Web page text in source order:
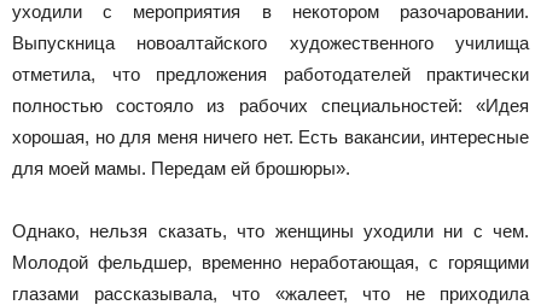
уходили с мероприятия в некотором разочаровании.
Выпускница новоалтайского художественного училища
отметила, что предложения работодателей практически
полностью состояло из рабочих специальностей: «Идея
хорошая, но для меня ничего нет. Есть вакансии, интересные
для моей мамы. Передам ей брошюры».
Однако, нельзя сказать, что женщины уходили ни с чем.
Молодой фельдшер, временно неработающая, с горящими
глазами рассказывала, что «жалеет, что не приходила